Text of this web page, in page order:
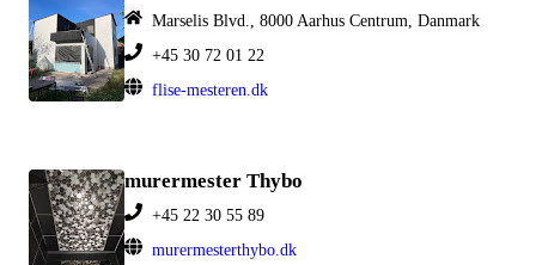
Marselis Blvd., 8000 Aarhus Centrum, Danmark
+45 30 72 01 22
flise-mesteren.dk
murermester Thybo
+45 22 30 55 89
murermesterthybo.dk